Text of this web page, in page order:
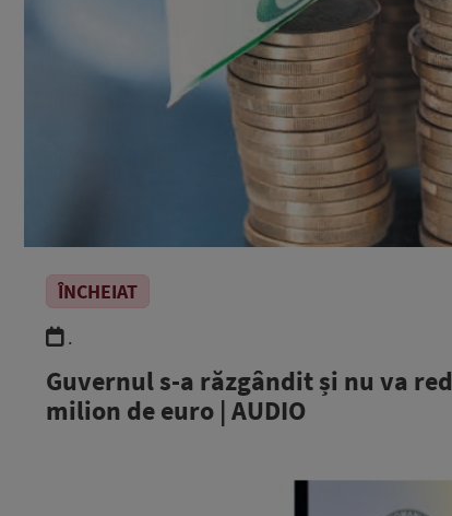
ÎNCHEIAT
.
Guvernul s-a răzgândit și nu va
milion de euro | AUDIO